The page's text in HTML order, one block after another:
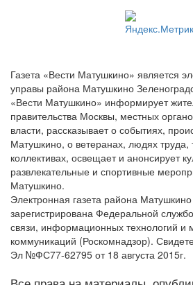
Газета «Вести Матушкино» является
управы района Матушкино
«Вести Матушкино» информирует
правительства Москвы, местных
власти, рассказывает о событиях,
Матушкино, о ветеранах, людях труда,
коллективах, освещает и анонсирует
развлекательные и спортивные
Матушкино.
Электронная газета района
зарегистрирована Федеральной
связи, информационных технологий и
коммуникаций (Роскомнадзор).
Эл №ФС77-62795 от 18 августа 2015г.